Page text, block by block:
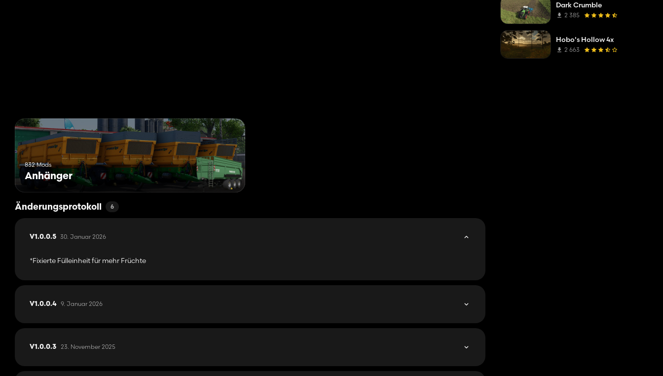
832 Mods
Anhänger
Änderungsprotokoll 6
V1.0.0.5 30. Januar 2026
*Fixierte Fülleinheit für mehr Früchte
V1.0.0.4 9. Januar 2026
V1.0.0.3 23. November 2025
Dark Crumble
2 385
Hobo's Hollow 4x
2 663